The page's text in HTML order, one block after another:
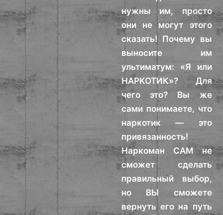
нужны им, просто
они не могут этого
сказать! Почему вы
выносите им
ультиматум: «Я или
НАРКОТИК»? Для
чего это? Вы же
сами понимаете, что
наркотик — это
привязанность!
Наркоман САМ не
сможет сделать
правильный выбор,
но ВЫ сможете
вернуть его на путь